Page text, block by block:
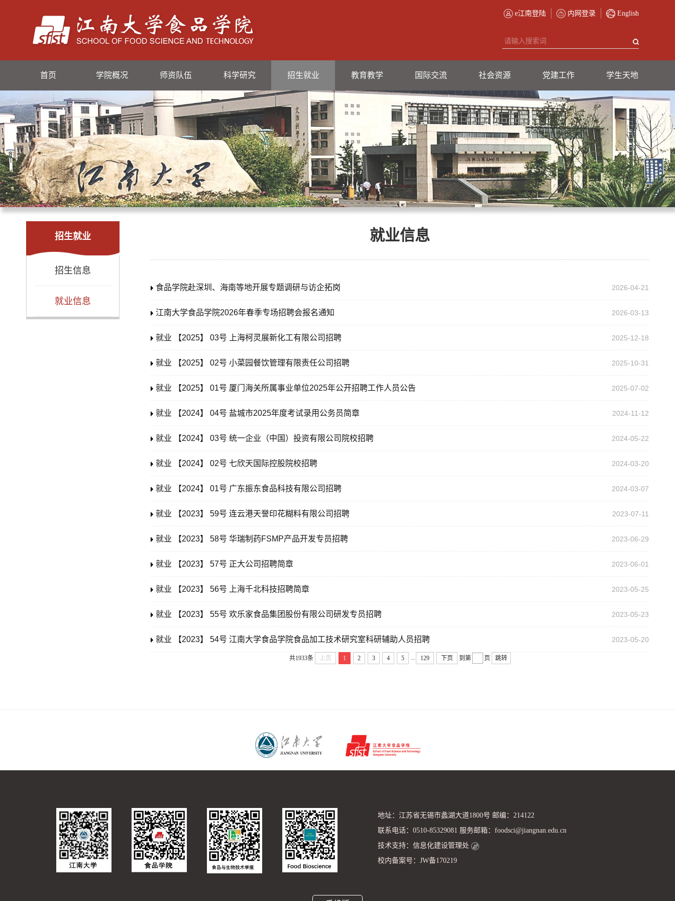
e江南登陆 内网登录 English
首页 学院概况 师资队伍 科学研究 招生就业 教育教学 国际交流 社会资源 党建工作 学生天地
招生就业
招生信息
就业信息
就业信息
食品学院赴深圳、海南等地开展专题调研与访企拓岗 2026-04-21
江南大学食品学院2026年春季专场招聘会报名通知 2026-03-13
就业 【2025】 03号 上海柯灵展新化工有限公司招聘 2025-12-18
就业 【2025】 02号 小菜园餐饮管理有限责任公司招聘 2025-10-31
就业 【2025】 01号 厦门海关所属事业单位2025年公开招聘工作人员公告 2025-07-02
就业 【2024】 04号 盐城市2025年度考试录用公务员简章 2024-11-12
就业 【2024】 03号 统一企业（中国）投资有限公司院校招聘 2024-05-22
就业 【2024】 02号 七欣天国际控股院校招聘 2024-03-20
就业 【2024】 01号 广东振东食品科技有限公司招聘 2024-03-07
就业 【2023】 59号 连云港天誉印花糊料有限公司招聘 2023-07-11
就业 【2023】 58号 华瑞制药FSMP产品开发专员招聘 2023-06-29
就业 【2023】 57号 正大公司招聘简章 2023-06-01
就业 【2023】 56号 上海千北科技招聘简章 2023-05-25
就业 【2023】 55号 欢乐家食品集团股份有限公司研发专员招聘 2023-05-23
就业 【2023】 54号 江南大学食品学院食品加工技术研究室科研辅助人员招聘 2023-05-20
共1933条 上页 1 2 3 4 5 ... 129 下页 到第 页 跳转
地址：江苏省无锡市蠡湖大道1800号 邮编：214122
联系电话：0510-85329081 服务邮箱：foodsci@jiangnan.edu.cn
技术支持：信息化建设管理处
校内备案号：JW备170219